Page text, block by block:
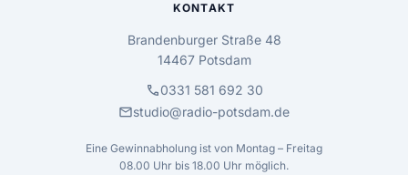
KONTAKT
Brandenburger Straße 48
14467 Potsdam
call0331 581 692 30
mailstudio@radio-potsdam.de
Eine Gewinnabholung ist von Montag – Freitag
08.00 Uhr bis 18.00 Uhr möglich.